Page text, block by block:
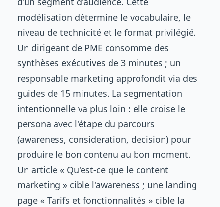
modélisation détermine le vocabulaire, le
niveau de technicité et le format privilégié.
Un dirigeant de PME consomme des
synthèses exécutives de 3 minutes ; un
responsable marketing approfondit via des
guides de 15 minutes. La segmentation
intentionnelle va plus loin : elle croise le
persona avec l'étape du parcours
(awareness, consideration, decision) pour
produire le bon contenu au bon moment.
Un article « Qu'est-ce que le content
marketing » cible l'awareness ; une landing
page « Tarifs et fonctionnalités » cible la